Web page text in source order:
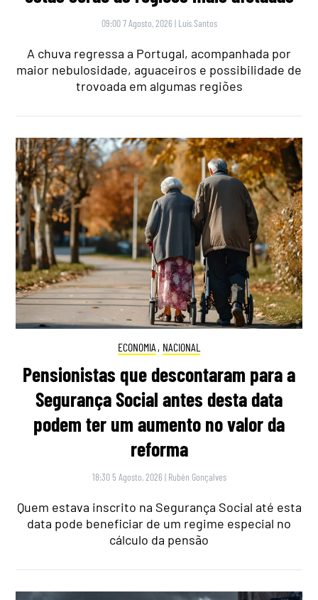
09:00 7 Agosto, 2026 | Luís Santos
A chuva regressa a Portugal, acompanhada por
maior nebulosidade, aguaceiros e possibilidade de
trovoada em algumas regiões
ECONOMIA , NACIONAL
Pensionistas que descontaram para a
Segurança Social antes desta data
podem ter um aumento no valor da
reforma
18:30 5 Agosto, 2026 | Rubén Gonçalves
Quem estava inscrito na Segurança Social até esta
data pode beneficiar de um regime especial no
cálculo da pensão